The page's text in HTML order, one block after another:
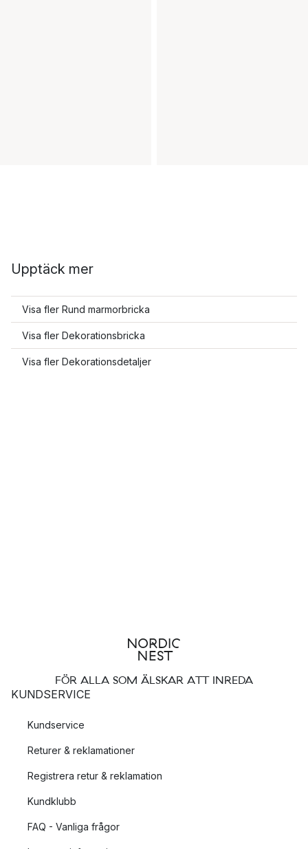
Upptäck mer
Visa fler Rund marmorbricka
Visa fler Dekorationsbricka
Visa fler Dekorationsdetaljer
FÖR ALLA SOM ÄLSKAR ATT INREDA
KUNDSERVICE
Kundservice
Returer & reklamationer
Registrera retur & reklamation
Kundklubb
FAQ - Vanliga frågor